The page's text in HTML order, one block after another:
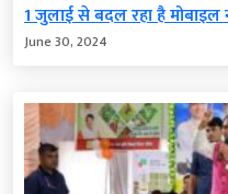
1 जुलाई से बदल रहा है मोबाइल
June 30, 2024